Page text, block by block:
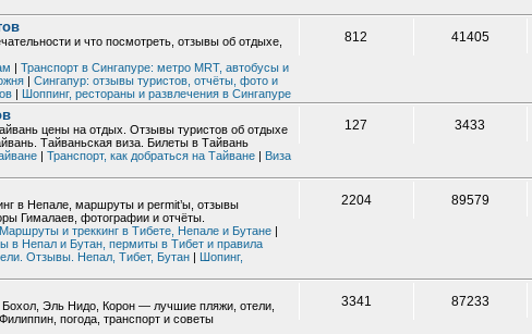
и что посмотреть, отзывы об отдыхе,
| Транспорт в Сингапуре: метро MRT, автобусы и
| Сингапур: отзывы туристов, отчёты, фото и
| Шоппинг, рестораны и развлечения в Сингапуре
812 41405
цены на отдых. Отзывы туристов об отдыхе
Тайваньская виза. Билеты в Тайвань
| Транспорт, как добраться на Тайване | Виза
127 3433
в Непале, маршруты и permit’ы, отзывы
Гималаев, фотографии и отчёты.
Маршруты и треккинг в Тибете, Непале и Бутане |
в Непал и Бутан, пермиты в Тибет и правила
Отзывы. Непал, Тибет, Бутан | Шопинг,
2204 89579
Эль Нидо, Корон — лучшие пляжи, отели,
погода, транспорт и советы
3341 87233